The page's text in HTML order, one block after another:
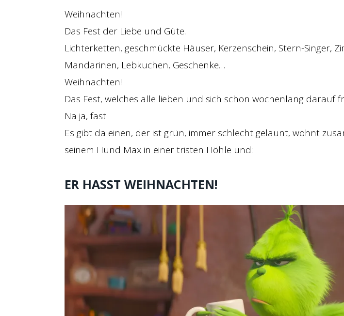
Weihnachten!
Das Fest der Liebe und Güte.
Lichterketten, geschmückte Häuser, Kerzenschein, Stern-Singer,
Mandarinen, Lebkuchen, Geschenke…
Weihnachten!
Das Fest, welches alle lieben und sich schon wochenlang darauf
Na ja, fast.
Es gibt da einen, der ist grün, immer schlecht gelaunt, wohnt
seinem Hund Max in einer tristen Höhle und:
ER HASST WEIHNACHTEN!